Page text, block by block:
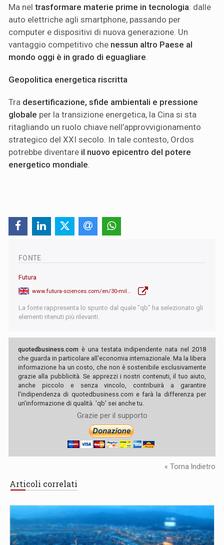
Ma nel trasformare materie prime in tecnologia: dalle
auto elettriche agli smartphone, passando per
computer e dispositivi di nuova generazione. Un
vantaggio competitivo che nessun altro Paese al
mondo oggi è in grado di eguagliare
Geopolitica energetica riscritta
Tra desertificazione, sfide ambientali e pressione
globale per la transizione energetica, la Cina si sta
ritagliando un ruolo chiave nell’approvvigionamento
strategico del XXI secolo. In tale contesto, Ordos
potrebbe diventare il nuovo epicentro del potere
energetico mondiale
FONTE
Futura
La fonte rappresenta lo spunto dal quale "qb" ha selezionato gli
elementi ritenuti più rilevanti.
quotedbusiness.com è una testata indipendente nata nel 2018
che guarda in particolare all'economia internazionale. Ma la libera
informazione ha un costo, che non è sostenibile esclusivamente
grazie alla pubblicità. Se apprezzi i nostri contenuti, il tuo aiuto,
anche piccolo e senza vincolo, contribuirà a garantire
l'indipendenza di quotedbusiness.com e farà la differenza per
un'informazione di qualità. 'qb' sei anche tu.
Grazie per il supporto
« Torna Indietro
Articoli correlati